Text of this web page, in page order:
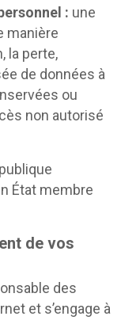
: une
manière
la perte,
de données à
ou
non autorisé
État membre
de vos
des
et s’engage à